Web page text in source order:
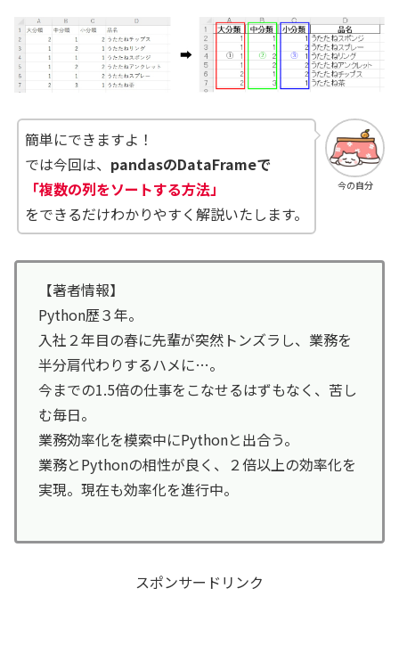
今の自分
簡単にできますよ！
では今回は、 pandasのDataFrameで
「複数の列をソートする方法」
をできるだけわかりやすく解説いたします。
【著者情報】
Python歴３年。
入社２年目の春に先輩が突然トンズラし、業務を
半分肩代わりするハメに…。
今までの1.5倍の仕事をこなせるはずもなく、苦し
む毎日。
業務効率化を模索中にPythonと出合う。
業務とPythonの相性が良く、２倍以上の効率化を
実現。現在も効率化を進行中。
スポンサードリンク